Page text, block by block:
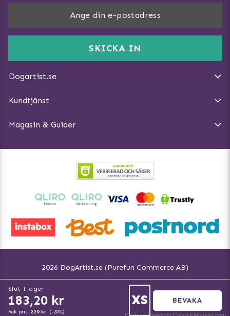
SKICKA IN
Dogartist.se
DogArtist.se drivs av:
E-post:info@dogartist.se
Kundtjänst
Ångra Köp
Magasin & Guider
Träna Nose Work hemma
Så gör du promenaden roligare
Hundbäddar
2026 DogArtist.se (Purefun Commerce AB)
Fler språk:
Svenska www.dogartist.se
Norsk www.dogartist.no
Slut i lager
183,20 kr
Rek pris 229 kr (-20%)
XS BEVAKA